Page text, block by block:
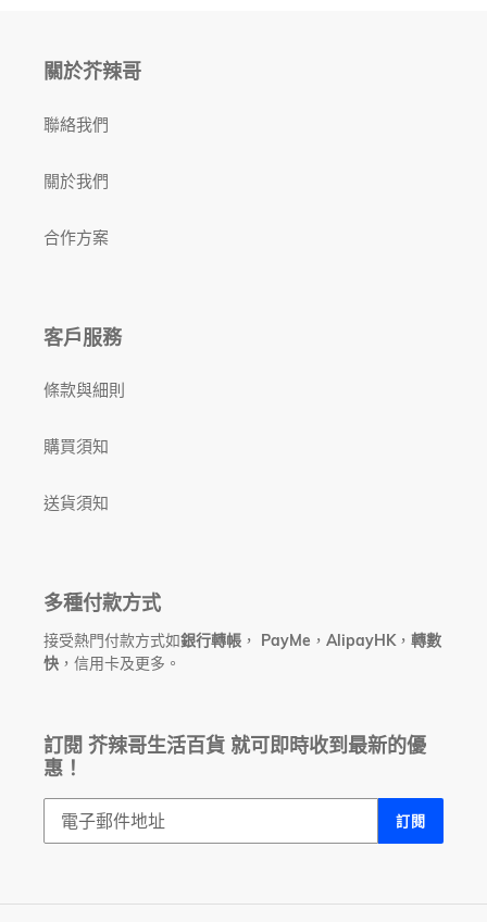
關於芥辣哥
聯絡我們
關於我們
合作方案
客戶服務
條款與細則
購買須知
送貨須知
多種付款方式
接受熱門付款方式如銀行轉帳 ， PayMe ， AlipayHK ， 轉數
快 ，信用卡及更多。
訂閱 芥辣哥生活百貨 就可即時收到最新的優
惠！
訂閱